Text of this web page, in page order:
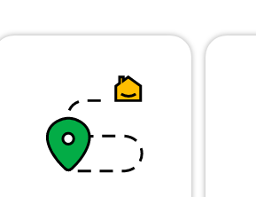
Payer 1,70 € (Péage Toulouse Est)
et rejoindre A680. Continuer sur 1 kilomètre